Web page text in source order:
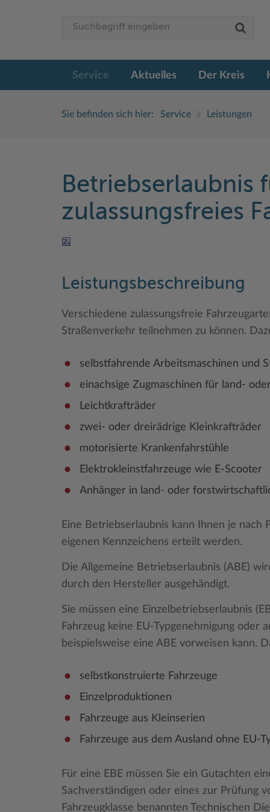
Service Aktuelles Der Kreis
Sie befinden sich hier: Service Leistungen
Betriebserlaubnis
zulassungsfreies
Leistungsbeschreibung
Verschiedene zulassungsfreie
Straßenverkehr teilnehmen zu können.
selbstfahrende Arbeitsmaschinen und
einachsige Zugmaschinen für land-
Leichtkrafträder
zwei- oder dreirädrige Kleinkrafträder
motorisierte Krankenfahrstühle
Elektrokleinstfahrzeuge wie E-Scooter
Anhänger in land- oder
Eine Betriebserlaubnis kann Ihnen je nach
eigenen Kennzeichens erteilt werden.
Die Allgemeine Betriebserlaubnis (ABE)
durch den Hersteller ausgehändigt.
Sie müssen eine Einzelbetriebserlaubnis
Fahrzeug keine EU-Typgenehmigung oder
beispielsweise eine ABE vorweisen kann.
selbstkonstruierte Fahrzeuge
Einzelproduktionen
Fahrzeuge aus Kleinserien
Fahrzeuge aus dem Ausland ohne EU-
Für eine EBE müssen Sie ein Gutachten
Sachverständigen oder eines zur Prüfung
Fahrzeugklasse benannten Technischen